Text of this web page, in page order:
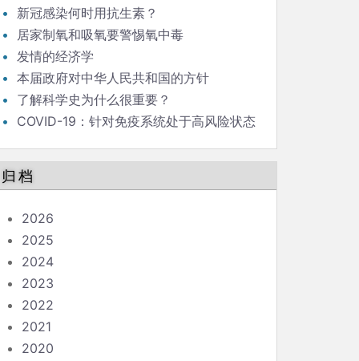
新冠感染何时用抗生素？
居家制氧和吸氧要警惕氧中毒
发情的经济学
本届政府对中华人民共和国的方针
了解科学史为什么很重要？
COVID-19：针对免疫系统处于高风险状态
归档
2026
2025
2024
2023
2022
2021
2020